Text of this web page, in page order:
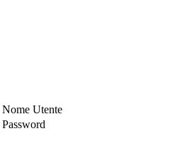
Nome Utente
Password